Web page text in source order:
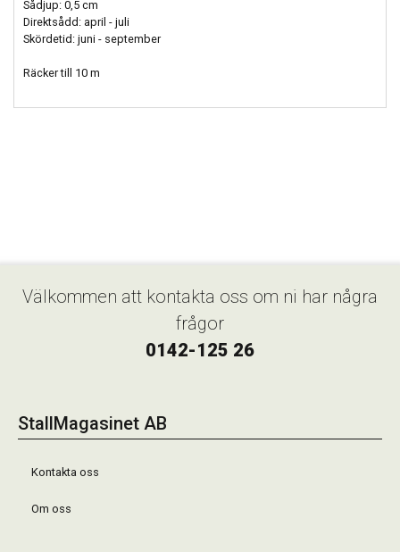
Sådjup: 0,5 cm
Direktsådd: april - juli
Skördetid: juni - september
Räcker till 10 m
Välkommen att kontakta oss om ni har några
frågor
0142-125 26
StallMagasinet AB
Kontakta oss
Om oss